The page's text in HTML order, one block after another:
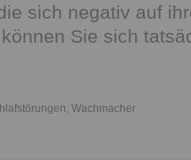
sich negativ auf
Sie sich
Wachmacher